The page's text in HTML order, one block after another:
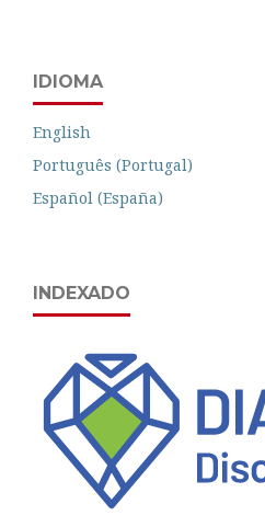
IDIOMA
English
Português (Portugal)
Español (España)
INDEXADO